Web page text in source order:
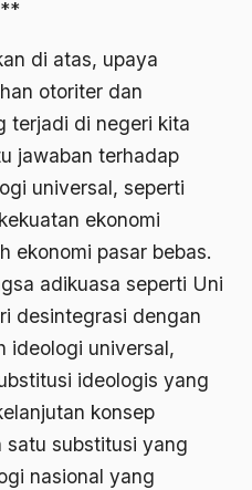
di atas, upaya
otoriter dan
terjadi di negeri kita
jawaban terhadap
universal, seperti
ekonomi
ekonomi pasar bebas.
adikuasa seperti Uni
desintegrasi dengan
ideologi universal,
ideologis yang
konsep
satu substitusi yang
nasional yang